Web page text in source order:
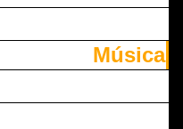
Música